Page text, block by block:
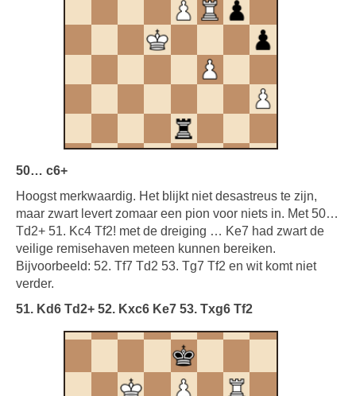
50… c6+
Hoogst merkwaardig. Het blijkt niet desastreus te zijn,
maar zwart levert zomaar een pion voor niets in. Met 50…
Td2+ 51. Kc4 Tf2! met de dreiging … Ke7 had zwart de
veilige remisehaven meteen kunnen bereiken.
Bijvoorbeeld: 52. Tf7 Td2 53. Tg7 Tf2 en wit komt niet
verder.
51. Kd6 Td2+ 52. Kxc6 Ke7 53. Txg6 Tf2